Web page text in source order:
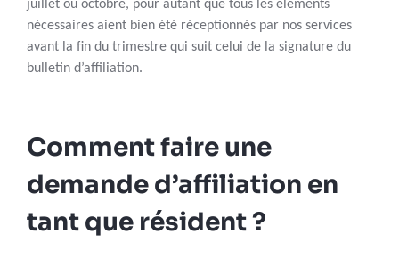
juillet ou octobre, pour autant que tous les éléments
nécessaires aient bien été réceptionnés par nos services
avant la fin du trimestre qui suit celui de la signature du
bulletin d’affiliation.
Comment faire une
demande d’affiliation en
tant que résident ?